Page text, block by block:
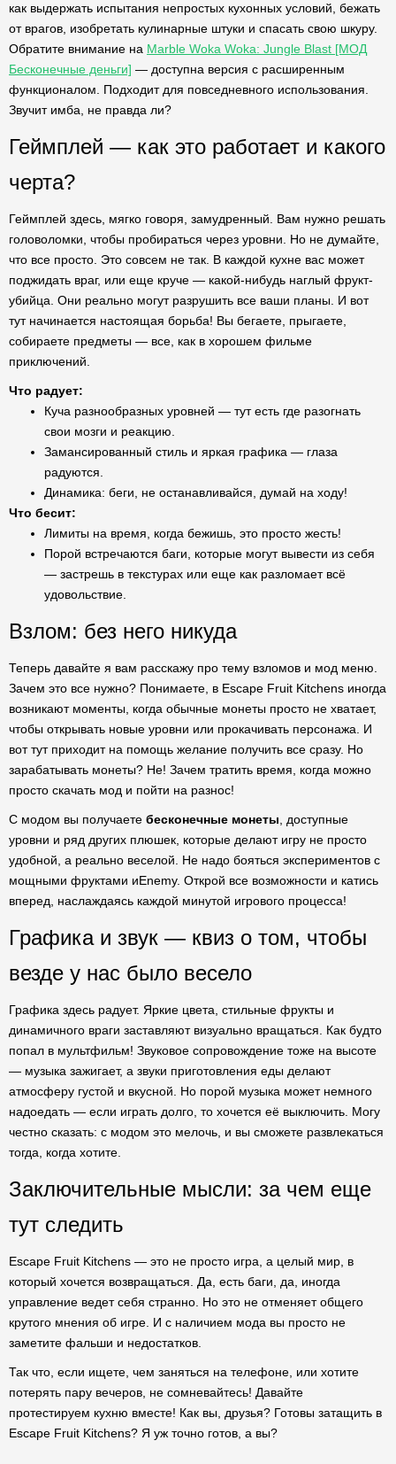
как выдержать испытания непростых кухонных условий, бежать
от врагов, изобретать кулинарные штуки и спасать свою шкуру.
Обратите внимание на Marble Woka Woka: Jungle Blast [МОД
Бесконечные деньги] — доступна версия с расширенным
функционалом. Подходит для повседневного использования.
Звучит имба, не правда ли?
Геймплей — как это работает и какого
черта?
Геймплей здесь, мягко говоря, замудренный. Вам нужно решать
головоломки, чтобы пробираться через уровни. Но не думайте,
что все просто. Это совсем не так. В каждой кухне вас может
поджидать враг, или еще круче — какой-нибудь наглый фрукт-
убийца. Они реально могут разрушить все ваши планы. И вот
тут начинается настоящая борьба! Вы бегаете, прыгаете,
собираете предметы — все, как в хорошем фильме
приключений.
Что радует:
Куча разнообразных уровней — тут есть где разогнать
свои мозги и реакцию.
Замансированный стиль и яркая графика — глаза
радуются.
Динамика: беги, не останавливайся, думай на ходу!
Что бесит:
Лимиты на время, когда бежишь, это просто жесть!
Порой встречаются баги, которые могут вывести из себя
— застрешь в текстурах или еще как разломает всё
удовольствие.
Взлом: без него никуда
Теперь давайте я вам расскажу про тему взломов и мод меню.
Зачем это все нужно? Понимаете, в Escape Fruit Kitchens иногда
возникают моменты, когда обычные монеты просто не хватает,
чтобы открывать новые уровни или прокачивать персонажа. И
вот тут приходит на помощь желание получить все сразу. Но
зарабатывать монеты? Не! Зачем тратить время, когда можно
просто скачать мод и пойти на разнос!
С модом вы получаете бесконечные монеты , доступные
уровни и ряд других плюшек, которые делают игру не просто
удобной, а реально веселой. Не надо бояться экспериментов с
мощными фруктами иEnemy. Открой все возможности и катись
вперед, наслаждаясь каждой минутой игрового процесса!
Графика и звук — квиз о том, чтобы
везде у нас было весело
Графика здесь радует. Яркие цвета, стильные фрукты и
динамичного враги заставляют визуально вращаться. Как будто
попал в мультфильм! Звуковое сопровождение тоже на высоте
— музыка зажигает, а звуки приготовления еды делают
атмосферу густой и вкусной. Но порой музыка может немного
надоедать — если играть долго, то хочется её выключить. Могу
честно сказать: с модом это мелочь, и вы сможете развлекаться
тогда, когда хотите.
Заключительные мысли: за чем еще
тут следить
Escape Fruit Kitchens — это не просто игра, а целый мир, в
который хочется возвращаться. Да, есть баги, да, иногда
управление ведет себя странно. Но это не отменяет общего
крутого мнения об игре. И с наличием мода вы просто не
заметите фальши и недостатков.
Так что, если ищете, чем заняться на телефоне, или хотите
потерять пару вечеров, не сомневайтесь! Давайте
протестируем кухню вместе! Как вы, друзья? Готовы затащить в
Escape Fruit Kitchens? Я уж точно готов, а вы?